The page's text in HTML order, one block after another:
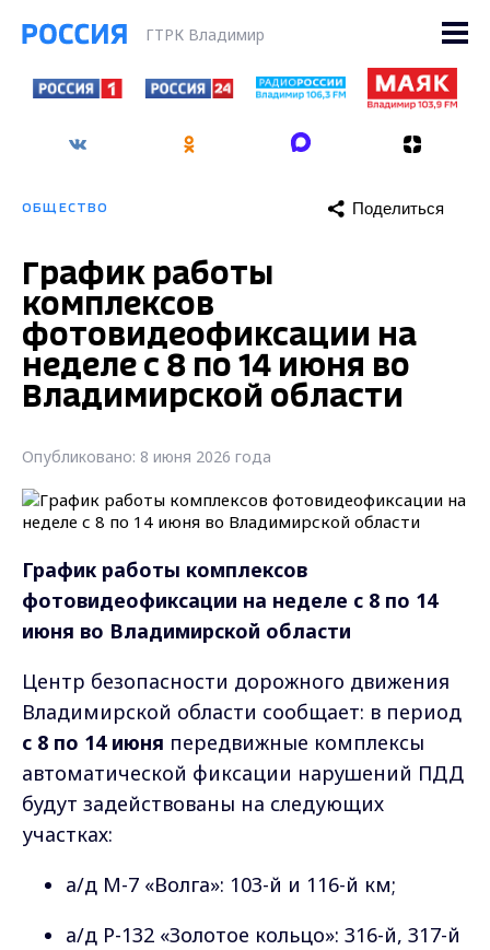
ГТРК Владимир
ОБЩЕСТВО Поделиться
График работы
комплексов
фотовидеофиксации на
неделе с 8 по 14 июня во
Владимирской области
Опубликовано: 8 июня 2026 года
График работы комплексов
фотовидеофиксации на неделе с 8 по 14
июня во Владимирской области
Центр безопасности дорожного движения
Владимирской области сообщает: в период
с 8 по 14 июня передвижные комплексы
автоматической фиксации нарушений ПДД
будут задействованы на следующих
участках:
а/д М-7 «Волга»: 103-й и 116-й км;
а/д Р-132 «Золотое кольцо»: 316-й, 317-й